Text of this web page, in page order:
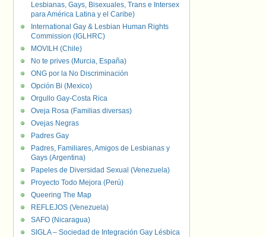
Lesbianas, Gays, Bisexuales, Trans e Intersex
para América Latina y el Caribe)
International Gay & Lesbian Human Rights
Commission (IGLHRC)
MOVILH (Chile)
No te prives (Murcia, España)
ONG por la No Discriminación
Opción Bi (Mexico)
Orgullo Gay-Costa Rica
Oveja Rosa (Familias diversas)
Ovejas Negras
Padres Gay
Padres, Familiares, Amigos de Lesbianas y
Gays (Argentina)
Papeles de Diversidad Sexual (Venezuela)
Proyecto Todo Mejora (Perú)
Queering The Map
REFLEJOS (Venezuela)
SAFO (Nicaragua)
SIGLA – Sociedad de Integración Gay Lésbica